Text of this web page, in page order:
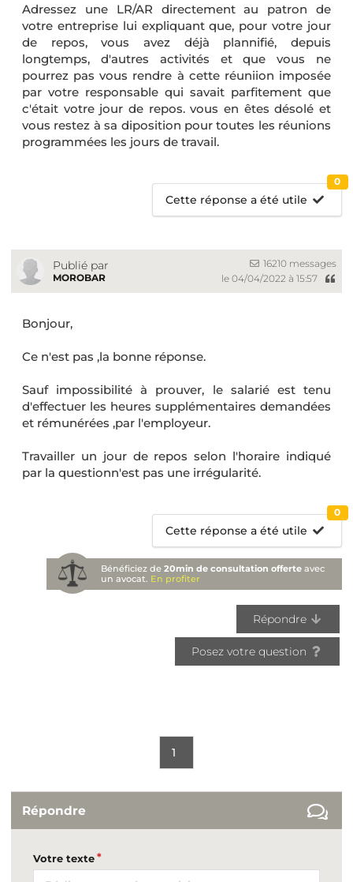
Adressez une LR/AR directement au patron de
votre entreprise lui expliquant que, pour votre jour
de repos, vous avez déjà plannifié, depuis
longtemps, d'autres activités et que vous ne
pourrez pas vous rendre à cette réuniion imposée
par votre responsable qui savait parfitement que
c'était votre jour de repos. vous en êtes désolé et
vous restez à sa diposition pour toutes les réunions
programmées les jours de travail.
Cette réponse a été utile
0
Publié par
MOROBAR
16210 messages
le 04/04/2022 à 15:57
Bonjour,
Ce n'est pas ,la bonne réponse.
Sauf impossibilité à prouver, le salarié est tenu
d'effectuer les heures supplémentaires demandées
et rémunérées ,par l'employeur.
Travailler un jour de repos selon l'horaire indiqué
par la questionn'est pas une irrégularité.
Cette réponse a été utile
0
Bénéficiez de20min de consultation offerte avec
un avocat. En profiter
Répondre
Posez votre question
1
Répondre
Votre texte